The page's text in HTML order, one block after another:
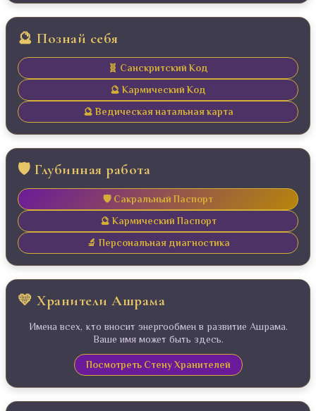
🔮 Познай себя
🧬 Санскритский Код
🔮 Кармический Код
🔮 Ведическая натальная карта
🛡️ Глубинная работа
🛡️ Сакральный Паспорт
🔮 Кармический Паспорт
🔬 Персональная диагностика
💛 Хранители Ашрама
Имена всех, кто вносит энергообмен в развитие Ашрама.
Ваше имя может быть здесь.
Посмотреть Стену Хранителей